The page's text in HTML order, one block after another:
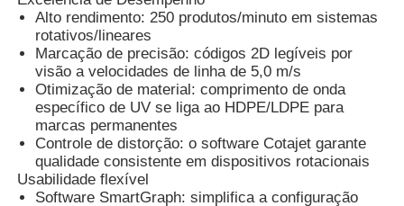
Fábrica
Controle de Qualidade
Fale Conosco
Alto rendimento: 250 produtos/minuto em sistemas
rotativos/lineares
Marcação de precisão: códigos 2D legíveis por
visão a velocidades de linha de 5,0 m/s
Otimização de material: comprimento de onda
específico de UV se liga ao HDPE/LDPE para
marcas permanentes
Controle de distorção: o software Cotajet garante
qualidade consistente em dispositivos rotacionais
Usabilidade flexível
Software SmartGraph: simplifica a configuração